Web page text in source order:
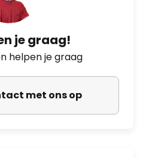
je graag!
helpen je graag
met ons op